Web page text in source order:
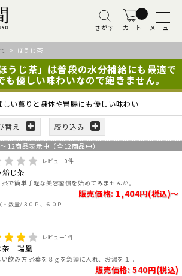
さがす カート メニュー
> ほうじ茶
うじ茶」は普段の水分補給にも最適で
も優しい味わいなので飽きません。
しい薫りと身体や胃腸にも優しい味わい
替え 絞り込み
～ 12商品表示中（全 12商品中）
レビュー0件
焙じ茶
茶で簡単手軽な美容習慣を始めてみませんか。
販売価格: 1,404円(税込)～
数量/３０Ｐ、６０Ｐ
レビュー1件
茶 瑞凰
飲み方 茶葉を８ｇを急須に入れ、お湯を１..
販売価格: 540円(税込)